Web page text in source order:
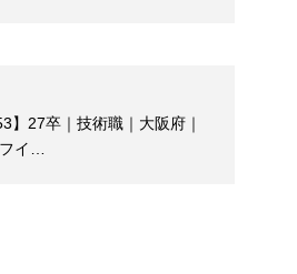
】27卒｜技術職｜大阪府｜
イ…